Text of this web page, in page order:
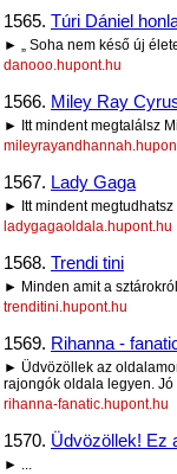
1565. Túri Dániel
► „ Soha nem késő új
danooo.hupont.hu
1566. Miley Ray
► Itt mindent megtalálsz
1567. Lady Gaga
► Itt mindent
ladygagaoldala.hupont.hu
1568. Trendi tini
► Minden amit a
trenditini.hupont.hu
1569. Rihanna -
► Üdvözöllek az
rajongók oldala legyen. Jó
rihanna-fanatic.hupont.hu
1570. Üdvözöllek! Ez
► ...